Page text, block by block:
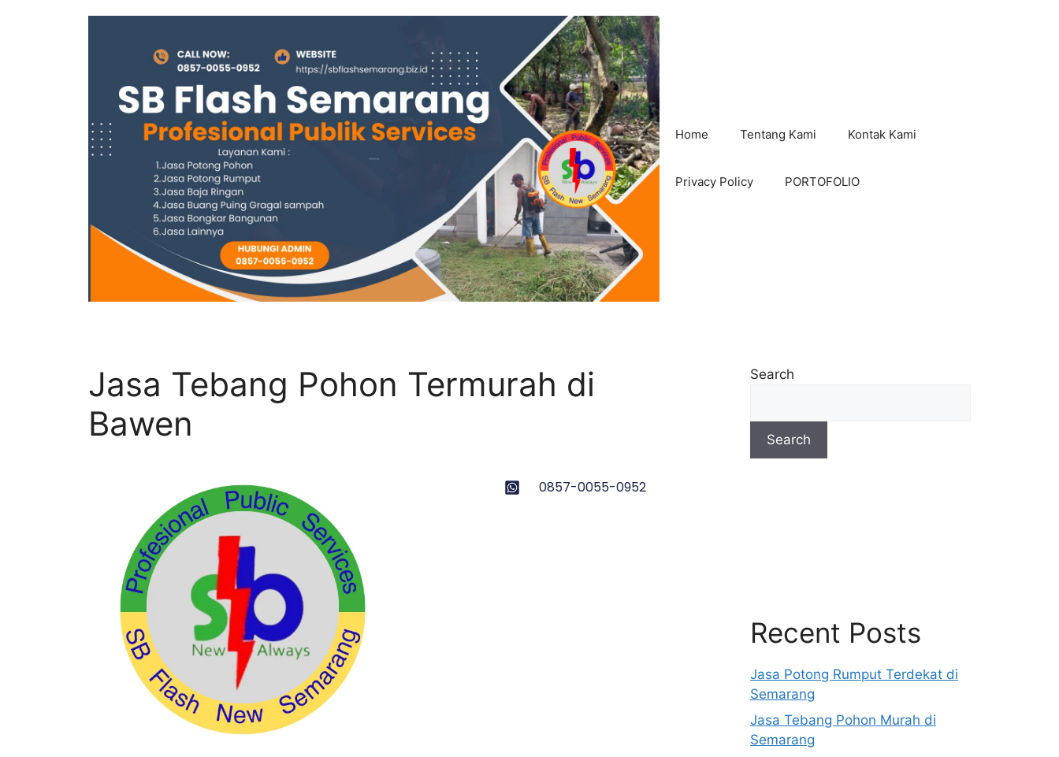
Home Tentang Kami Kontak Kami
Privacy Policy PORTOFOLIO
Jasa Tebang Pohon Termurah di
Bawen
0857-0055-0952
Search
Search
Recent Posts
Jasa Potong Rumput Terdekat di
Semarang
Jasa Tebang Pohon Murah di
Semarang